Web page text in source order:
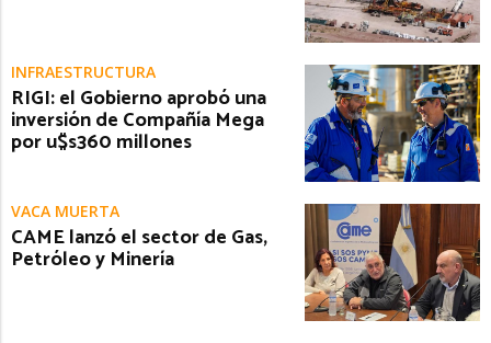
INFRAESTRUCTURA
RIGI: el Gobierno aprobó una
inversión de Compañía Mega
por u$s360 millones
VACA MUERTA
CAME lanzó el sector de Gas,
Petróleo y Minería